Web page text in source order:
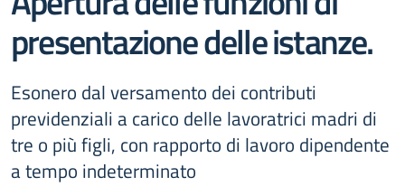
presentazione delle istanze.
Esonero dal versamento dei contributi
previdenziali a carico delle lavoratrici madri di
tre o più figli, con rapporto di lavoro dipendente
a tempo indeterminato